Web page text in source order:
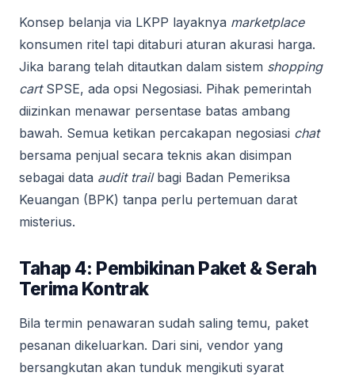
Konsep belanja via LKPP layaknya marketplace
konsumen ritel tapi ditaburi aturan akurasi harga.
Jika barang telah ditautkan dalam sistem shopping
cartSPSE, ada opsi Negosiasi. Pihak pemerintah
diizinkan menawar persentase batas ambang
bawah. Semua ketikan percakapan negosiasi chat
bersama penjual secara teknis akan disimpan
sebagai data audit trailbagi Badan Pemeriksa
Keuangan (BPK) tanpa perlu pertemuan darat
misterius.
Tahap 4: Pembikinan Paket & Serah
Terima Kontrak
Bila termin penawaran sudah saling temu, paket
pesanan dikeluarkan. Dari sini, vendor yang
bersangkutan akan tunduk mengikuti syarat